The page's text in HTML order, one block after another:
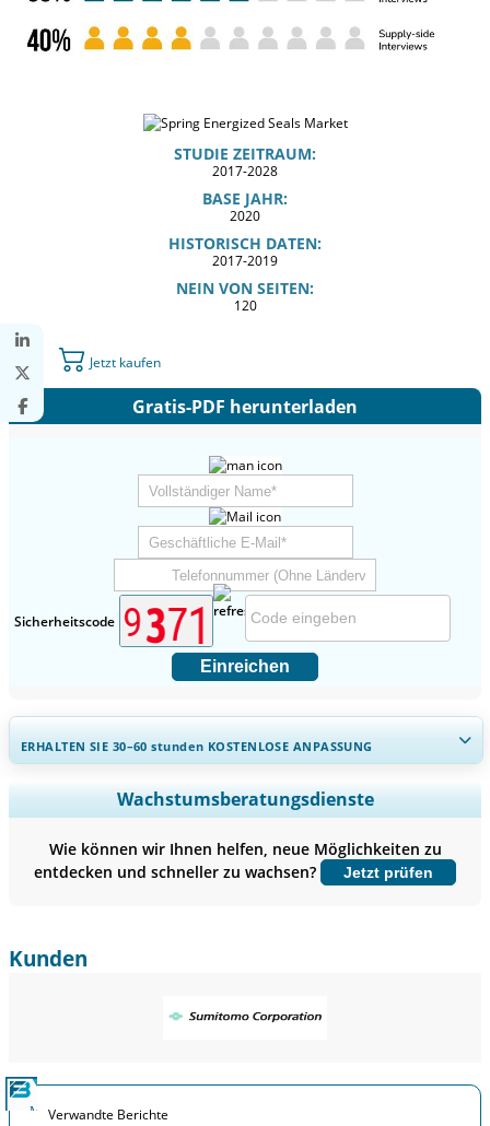
STUDIE ZEITRAUM:
2017-2028
BASE JAHR:
2020
HISTORISCH DATEN:
2017-2019
NEIN VON SEITEN:
120
Jetzt kaufen
Gratis-PDF herunterladen
Sicherheitscode
Einreichen
ERHALTEN SIE 30–60stunden KOSTENLOSE ANPASSUNG
Regionale und länderspezifische Abdeckung erweitern,
Segmentanalyse, Unternehmensprofile, Wettbewerbs-
Jetzt anpassen
Wachstumsberatungsdienste
Wie können wir Ihnen helfen, neue Möglichkeiten zu
entdecken und schneller zu wachsen?
Jetzt prüfen
Kunden
Verwandte Berichte